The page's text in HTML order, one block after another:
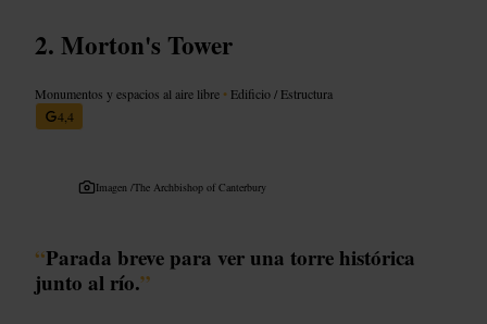
Morton's Tower
Monumentos y espacios al aire libre • Edificio / Estructura
4,4
Imagen /The Archbishop of Canterbury
“Parada breve para ver una torre histórica
junto al río.”